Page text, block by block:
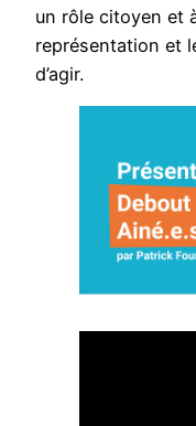
un rôle citoyen et
représentation et
d’agir.